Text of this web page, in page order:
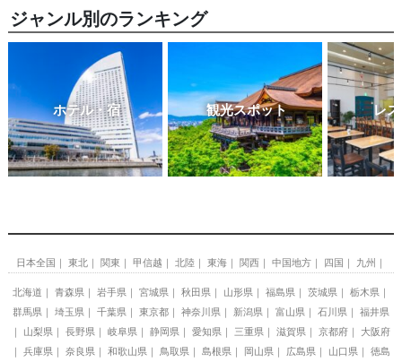
ジャンル別のランキング
ホテル・宿 観光スポット レ
日本全国 東北 関東 甲信越 北陸 東海 関西 中国地方 四国 九州
北海道 青森県 岩手県 宮城県 秋田県 山形県 福島県 茨城県
栃木県
群馬県
埼玉県 千葉県 東京都 神奈川県 新潟県 富山県 石川県
福井県
山梨県
長野県 岐阜県 静岡県 愛知県 三重県 滋賀県 京都府
大阪府
兵庫県
奈良県 和歌山県 鳥取県 島根県 岡山県 広島県 山口県
徳島